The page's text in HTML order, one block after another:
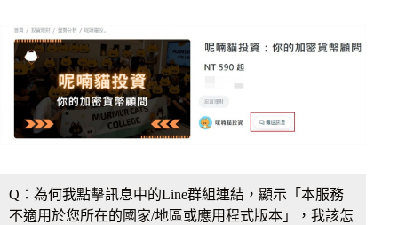
Q：為何我點擊訊息中的Line群組連結，顯示「本服務
不適用於您所在的國家/地區或應用程式版本」，我該怎